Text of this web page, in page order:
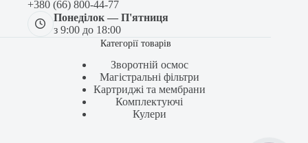
+380 (66) 800-44-77
Понеділок — П'ятниця
з 9:00 до 18:00
Категорії товарів
Зворотній осмос
Магістральні фільтри
Картриджі та мембрани
Комплектуючі
Кулери